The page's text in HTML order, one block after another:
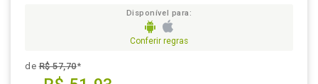
Disponível para:
Conferir regras
deR$ 57,70*